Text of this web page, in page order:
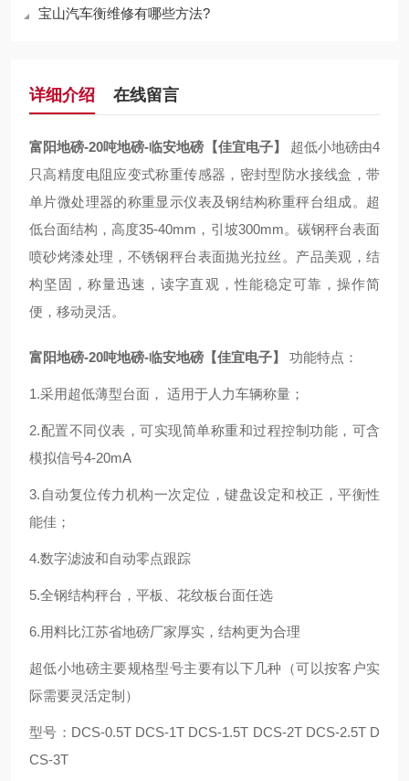
宝山汽车衡维修有哪些方法?
详细介绍 在线留言
富阳地磅-20吨地磅-临安地磅【佳宜电子】 超低小地磅由4
只高精度电阻应变式称重传感器，密封型防水接线盒，带
单片微处理器的称重显示仪表及钢结构称重秤台组成。超
低台面结构，高度35-40mm，引坡300mm。碳钢秤台表面
喷砂烤漆处理，不锈钢秤台表面抛光拉丝。产品美观，结
构坚固，称量迅速，读字直观，性能稳定可靠，操作简
便，移动灵活。
富阳地磅-20吨地磅-临安地磅【佳宜电子】 功能特点：
1.采用超低薄型台面， 适用于人力车辆称量；
2.配置不同仪表，可实现简单称重和过程控制功能，可含
模拟信号4-20mA
3.自动复位传力机构一次定位，键盘设定和校正，平衡性
能佳；
4.数字滤波和自动零点跟踪
5.全钢结构秤台，平板、花纹板台面任选
6.用料比江苏省地磅厂家厚实，结构更为合理
超低小地磅主要规格型号主要有以下几种（可以按客户实
际需要灵活定制）
型号：DCS-0.5T DCS-1T DCS-1.5T DCS-2T DCS-2.5T D
CS-3T